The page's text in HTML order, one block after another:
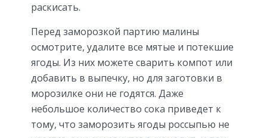
раскисать.
Перед заморозкой партию малины
осмотрите, удалите все мятые и потекшие
ягоды. Из них можете сварить компот или
добавить в выпечку, но для заготовки в
морозилке они не годятся. Даже
небольшое количество сока приведет к
тому, что заморозить ягоды россыпью не